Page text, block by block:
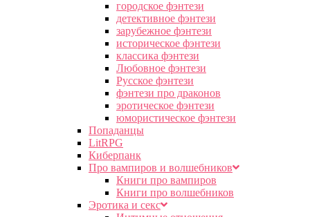
городское фэнтези
детективное фэнтези
зарубежное фэнтези
историческое фэнтези
классика фэнтези
Любовное фэнтези
Русское фэнтези
фэнтези про драконов
эротическое фэнтези
юмористическое фэнтези
Попаданцы
LitRPG
Киберпанк
Про вампиров и волшебников
Книги про вампиров
Книги про волшебников
Эротика и секс